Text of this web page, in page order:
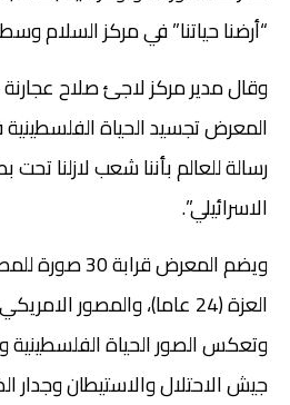
“أرضنا حياتنا” في مركز السلام
وقال مدير مركز لاجئ صلاح
المعرض تجسيد الحياة
رسالة للعالم بأننا شعب لازلنا
الاسرائيلي”.
ويضم المعرض
وتعكس الصور الحياة الفلسطينية
جيش الاحتلال والاستيطان